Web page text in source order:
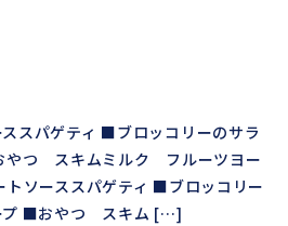
スパゲティ ■ブロッコリーのサラ
やつ スキムミルク フルーツヨー
ソーススパゲティ ■ブロッコリー
プ ■おやつ スキム […]